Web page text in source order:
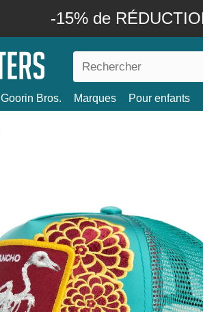
-15% de
Goorin Bros. Marques Pour enfants